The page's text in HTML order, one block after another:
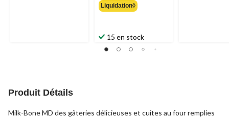
Liquidation◊
15 en stock
Produit Détails
Milk-Bone MD des gâteries délicieuses et cuites au four remplies